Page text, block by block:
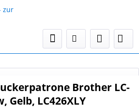
Brother LC-
Gelb, LC426XLY